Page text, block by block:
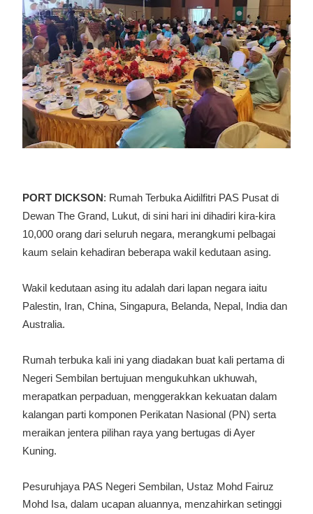
PORT DICKSON: Rumah Terbuka Aidilfitri PAS Pusat di
Dewan The Grand, Lukut, di sini hari ini dihadiri kira-kira
10,000 orang dari seluruh negara, merangkumi pelbagai
kaum selain kehadiran beberapa wakil kedutaan asing.
Wakil kedutaan asing itu adalah dari lapan negara iaitu
Palestin, Iran, China, Singapura, Belanda, Nepal, India dan
Australia.
Rumah terbuka kali ini yang diadakan buat kali pertama di
Negeri Sembilan bertujuan mengukuhkan ukhuwah,
merapatkan perpaduan, menggerakkan kekuatan dalam
kalangan parti komponen Perikatan Nasional (PN) serta
meraikan jentera pilihan raya yang bertugas di Ayer
Kuning.
Pesuruhjaya PAS Negeri Sembilan, Ustaz Mohd Fairuz
Mohd Isa, dalam ucapan aluannya, menzahirkan setinggi